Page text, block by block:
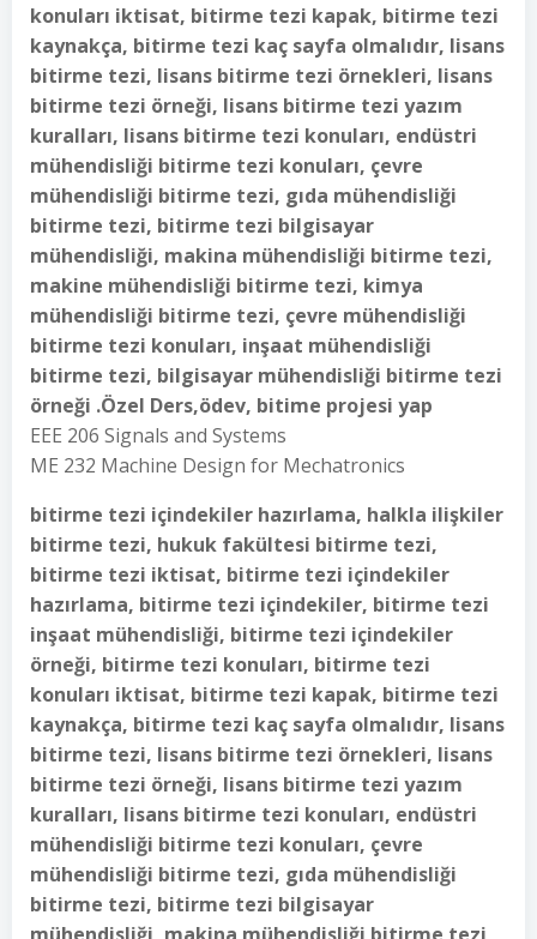
konuları iktisat, bitirme tezi kapak, bitirme tezi
kaynakça, bitirme tezi kaç sayfa olmalıdır, lisans
bitirme tezi, lisans bitirme tezi örnekleri, lisans
bitirme tezi örneği, lisans bitirme tezi yazım
kuralları, lisans bitirme tezi konuları, endüstri
mühendisliği bitirme tezi konuları, çevre
mühendisliği bitirme tezi, gıda mühendisliği
bitirme tezi, bitirme tezi bilgisayar
mühendisliği, makina mühendisliği bitirme tezi,
makine mühendisliği bitirme tezi, kimya
mühendisliği bitirme tezi, çevre mühendisliği
bitirme tezi konuları, inşaat mühendisliği
bitirme tezi, bilgisayar mühendisliği bitirme tezi
örneği .Özel Ders,ödev, bitime projesi yap
EEE 206 Signals and Systems
ME 232 Machine Design for Mechatronics
bitirme tezi içindekiler hazırlama, halkla ilişkiler
bitirme tezi, hukuk fakültesi bitirme tezi,
bitirme tezi iktisat, bitirme tezi içindekiler
hazırlama, bitirme tezi içindekiler, bitirme tezi
inşaat mühendisliği, bitirme tezi içindekiler
örneği, bitirme tezi konuları, bitirme tezi
konuları iktisat, bitirme tezi kapak, bitirme tezi
kaynakça, bitirme tezi kaç sayfa olmalıdır, lisans
bitirme tezi, lisans bitirme tezi örnekleri, lisans
bitirme tezi örneği, lisans bitirme tezi yazım
kuralları, lisans bitirme tezi konuları, endüstri
mühendisliği bitirme tezi konuları, çevre
mühendisliği bitirme tezi, gıda mühendisliği
bitirme tezi, bitirme tezi bilgisayar